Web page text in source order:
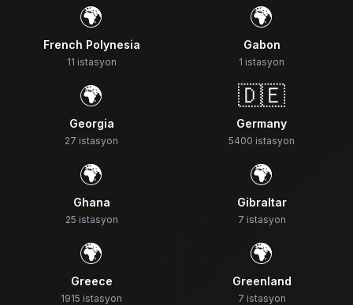
🌍
French Polynesia
11 istasyon
🌍
Gabon
1 istasyon
🌍
Georgia
27 istasyon
🇩🇪
Germany
5400 istasyon
🌍
Ghana
25 istasyon
🌍
Gibraltar
7 istasyon
🌍
Greece
1915 istasyon
🌍
Greenland
7 istasyon